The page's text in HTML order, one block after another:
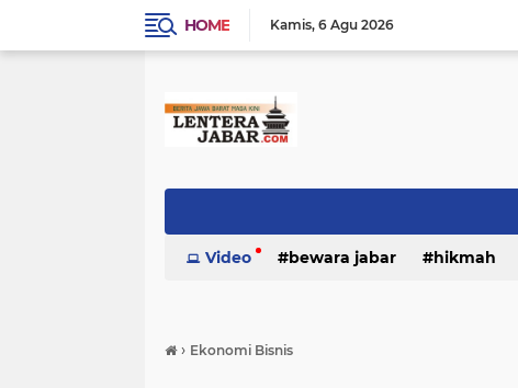
HOME Kamis 6 Agu 2026
Video bewara jabar hikmah
› Ekonomi Bisnis